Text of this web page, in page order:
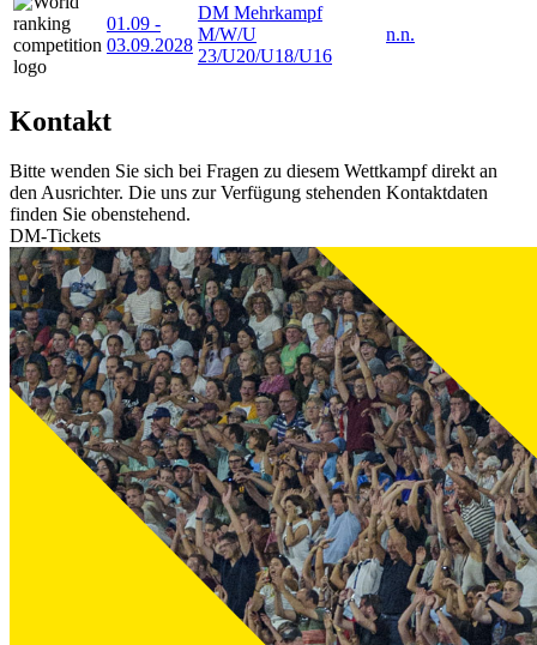
01.09 -
03.09.2028
DM Mehrkampf
M/W/U
23/U20/U18/U16
n.n.
Kontakt
Bitte wenden Sie sich bei Fragen zu diesem Wettkampf direkt an
den Ausrichter. Die uns zur Verfügung stehenden Kontaktdaten
finden Sie obenstehend.
DM-Tickets